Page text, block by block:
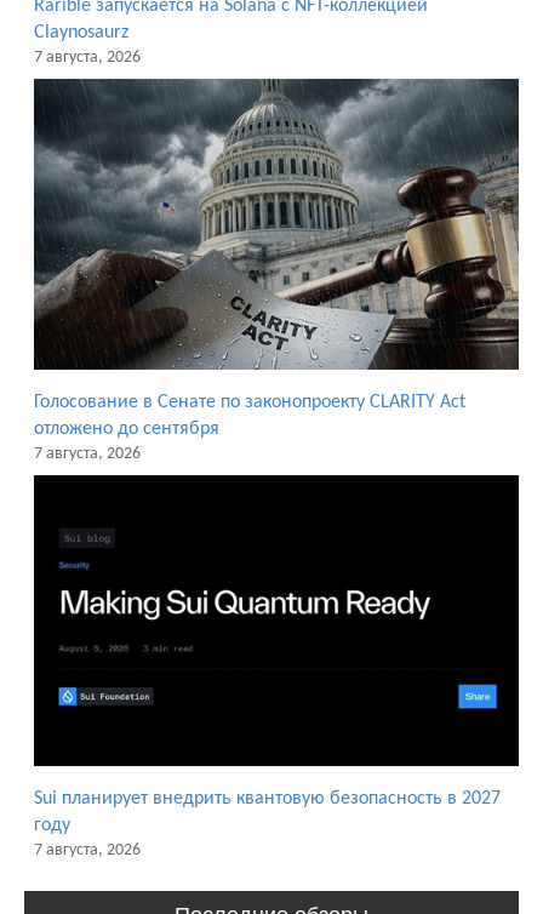
Rarible запускается на Solana с NFT-коллекцией
Claynosaurz
7 августа, 2026
Голосование в Сенате по законопроекту CLARITY Act
отложено до сентября
7 августа, 2026
Sui планирует внедрить квантовую безопасность в 2027
году
7 августа, 2026